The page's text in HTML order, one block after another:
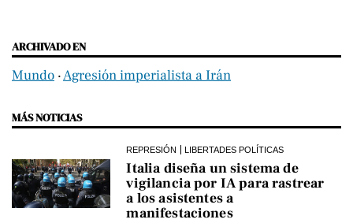
ARCHIVADO EN
Mundo ‧Agresión imperialista a Irán
MÁS NOTICIAS
REPRESIÓN LIBERTADES POLÍTICAS
Italia diseña un sistema de
vigilancia por IA para rastrear
a los asistentes a
manifestaciones